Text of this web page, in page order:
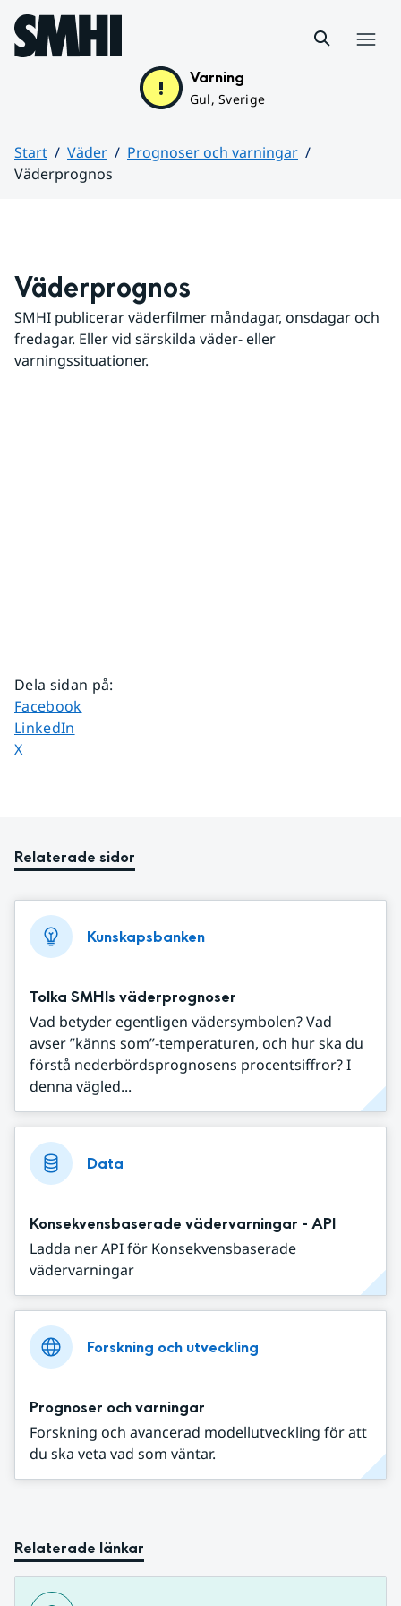
Hoppa till sidans innehåll
Varning
Gul, Sverige
Start Väder
Prognoser och varningar
Väderprognos
Väderprognos
SMHI publicerar väderfilmer måndagar, onsdagar och
fredagar. Eller vid särskilda väder- eller
varningssituationer.
Dela sidan på:
Dela sidan på
Facebook
Dela sidan på
LinkedIn
Dela sidan på
X
Relaterade sidor
Kunskapsbanken
Tolka SMHIs väderprognoser
Vad betyder egentligen vädersymbolen? Vad
avser ”känns som”-temperaturen, och hur ska du
förstå nederbördsprognosens procentsiffror? I
denna vägled...
Data
Konsekvensbaserade vädervarningar - API
Ladda ner API för Konsekvensbaserade
vädervarningar
Forskning och utveckling
Prognoser och varningar
Forskning och avancerad modellutveckling för att
du ska veta vad som väntar.
Relaterade länkar